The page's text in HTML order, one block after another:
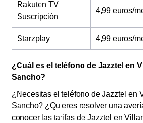
Rakuten TV
Suscripción
4,99 euros/
Starzplay 4,99 euros/
¿Cuál es el teléfono de Jazztel en
Sancho?
¿Necesitas el teléfono de Jazztel en
Sancho? ¿Quieres resolver una
conocer las tarifas de Jazztel en